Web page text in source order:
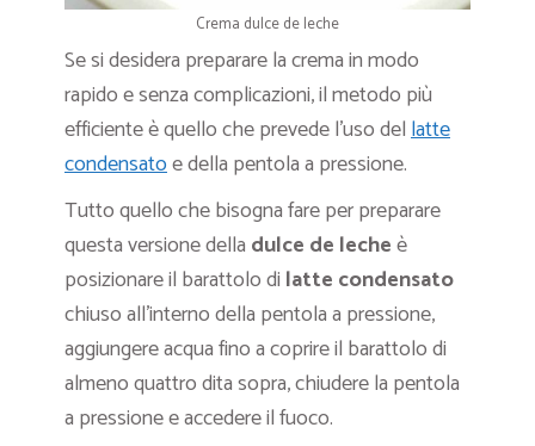
Crema dulce de leche
Se si desidera preparare la crema in modo
rapido e senza complicazioni, il metodo più
efficiente è quello che prevede l’uso dellatte
condensatoe della pentola a pressione.
Tutto quello che bisogna fare per preparare
questa versione della dulce de lecheè
posizionare il barattolo di latte condensato
chiuso all’interno della pentola a pressione,
aggiungere acqua fino a coprire il barattolo di
almeno quattro dita sopra, chiudere la pentola
a pressione e accedere il fuoco.